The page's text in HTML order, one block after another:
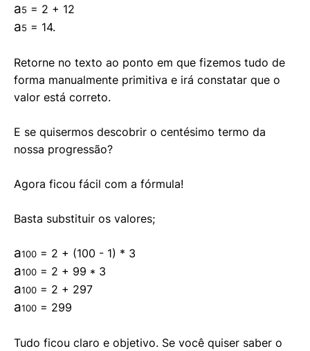
a5 = 2 + 12
a5 = 14.
Retorne no texto ao ponto em que fizemos tudo de
forma manualmente primitiva e irá constatar que o
valor está correto.
E se quisermos descobrir o centésimo termo da
nossa progressão?
Agora ficou fácil com a fórmula!
Basta substituir os valores;
a100 = 2 + (100 - 1) * 3
a100 = 2 + 99 * 3
a100 = 2 + 297
a100 = 299
Tudo ficou claro e objetivo. Se você quiser saber o